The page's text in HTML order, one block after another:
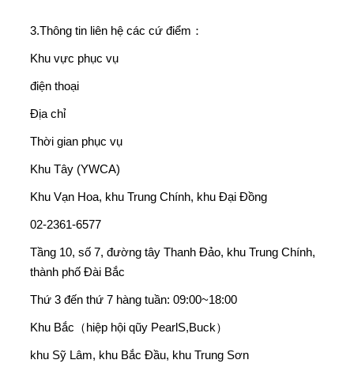
3.Thông tin liên hệ các cứ điểm：
Khu vực phục vụ
điện thoại
Địa chỉ
Thời gian phục vụ
Khu Tây (YWCA)
Khu Vạn Hoa, khu Trung Chính, khu Đại Đồng
02-2361-6577
Tầng 10, số 7, đường tây Thanh Đảo, khu Trung Chính,
thành phố Đài Bắc
Thứ 3 đến thứ 7 hàng tuần: 09:00~18:00
Khu Bắc（hiệp hội qũy PearlS,Buck）
khu Sỹ Lâm, khu Bắc Đầu, khu Trung Sơn